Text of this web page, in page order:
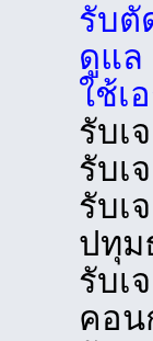
รับตั
ดูแล
ใช้เ
รับเ
รับเ
รับเ
ปทุม
รับเ
คอน